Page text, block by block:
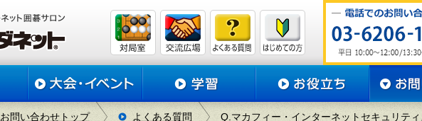
お問い合わせトップ よくある質問 Q.マカフィー・インターネットセキュリテ